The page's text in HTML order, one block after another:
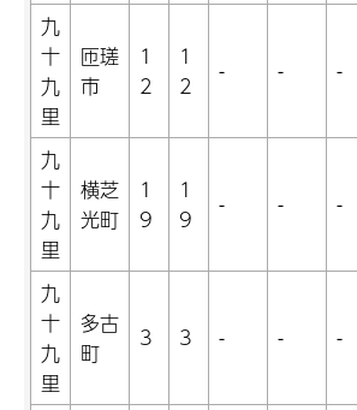
九
十
九
里
匝瑳
市
1
2
1
2
- - -
九
十
九
里
横芝
光町
1
9
1
9
- - -
九
十
九
里
多古
町
3 3 - - -